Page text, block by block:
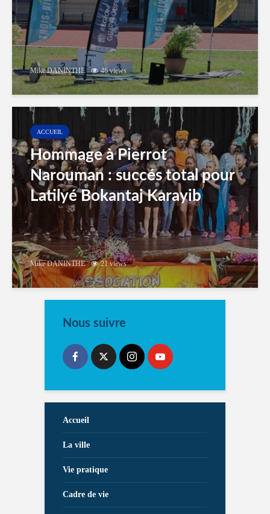
Mike DANINTHE 46 views
ACCUEIL
Hommage à Pierrot
Narouman : succés total pour
Latilyé Bokantaj Karayib
Mike DANINTHE 21 views
Nous suivre
Accueil
La ville
Vie pratique
Cadre de vie